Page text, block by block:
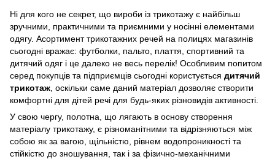
Ні для кого не секрет, що вироби із трикотажу є найбільш
зручними, практичними та приємними у носінні елементами
одягу. Асортимент трикотажних речей на полицях магазинів
сьогодні вражає: футболки, пальто, плаття, спортивний та
дитячий одяг і це далеко не весь перелік! Особливим попитом
серед покупців та підприємців сьогодні користується дитячий
трикотаж , оскільки саме даний матеріал дозволяє створити
комфортні для дітей речі для будь-яких різновидів активності.
У свою чергу, полотна, що лягають в основу створення
матеріалу трикотажу, є різноманітними та відрізняються між
собою як за вагою, щільністю, рівнем водопроникності та
стійкістю до зношування, так і за фізично-механічними